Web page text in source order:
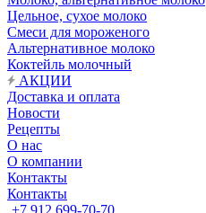
Цельное, сухое молоко
Смеси для мороженого
Альтернативное молоко
Коктейль молочный
АКЦИИ
Доставка и оплата
Новости
Рецепты
О нас
О компании
Контакты
Контакты
+7 912 699-70-70